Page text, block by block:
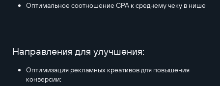
Оптимальное соотношение CPA к среднему чеку в нише
Направления для улучшения:
Оптимизация рекламных креативов для повышения
конверсии;